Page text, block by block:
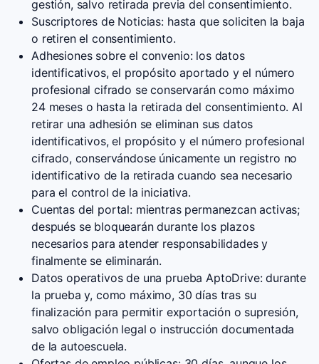
gestión, salvo retirada previa del consentimiento.
Suscriptores de Noticias: hasta que soliciten la baja
o retiren el consentimiento.
Adhesiones sobre el convenio: los datos
identificativos, el propósito aportado y el número
profesional cifrado se conservarán como máximo
24 meses o hasta la retirada del consentimiento. Al
retirar una adhesión se eliminan sus datos
identificativos, el propósito y el número profesional
cifrado, conservándose únicamente un registro no
identificativo de la retirada cuando sea necesario
para el control de la iniciativa.
Cuentas del portal: mientras permanezcan activas;
después se bloquearán durante los plazos
necesarios para atender responsabilidades y
finalmente se eliminarán.
Datos operativos de una prueba AptoDrive: durante
la prueba y, como máximo, 30 días tras su
finalización para permitir exportación o supresión,
salvo obligación legal o instrucción documentada
de la autoescuela.